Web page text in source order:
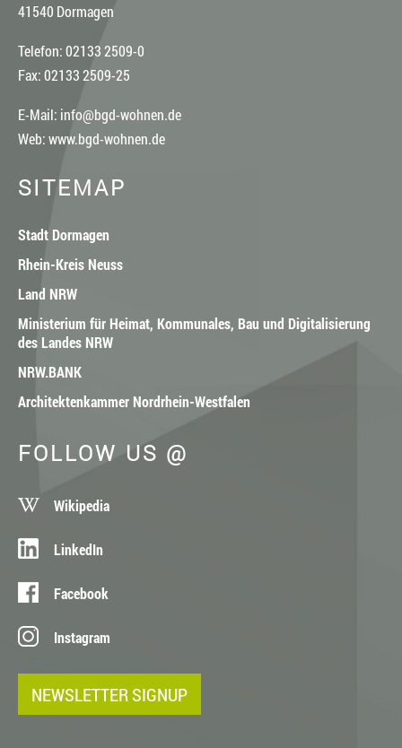
41540 Dormagen
Telefon: 02133 2509-0
Fax: 02133 2509-25
E-Mail: info@bgd-wohnen.de
Web:www.bgd-wohnen.de
SITEMAP
Stadt Dormagen
Rhein-Kreis Neuss
Land NRW
Ministerium für Heimat, Kommunales, Bau und Digitalisierung
des Landes NRW
NRW.BANK
Architektenkammer Nordrhein-Westfalen
FOLLOW US @
Wikipedia
LinkedIn
Facebook
Instagram
NEWSLETTER SIGNUP